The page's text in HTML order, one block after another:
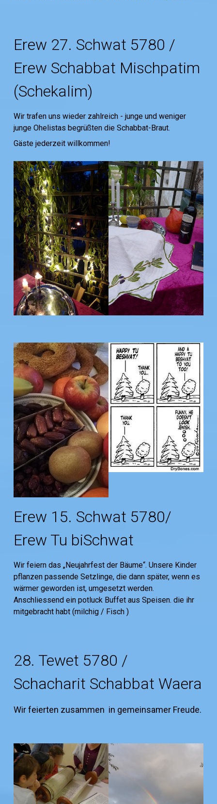
Erew 27. Schwat 5780 /
Erew Schabbat Mischpatim
(Schekalim)
Wir trafen uns wieder zahlreich - junge und weniger
junge Ohelistas begrüßten die Schabbat-Braut.
Gäste jederzeit willkommen!
Erew 15. Schwat 5780/
Erew Tu biSchwat
Wir feiern das „Neujahrfest der Bäume“. Unsere Kinder
pflanzen passende Setzlinge, die dann später, wenn es
wärmer geworden ist, umgesetzt werden.
Anschliessend ein potluck Buffet aus Speisen. die ihr
mitgebracht habt (milchig / Fisch )
28. Tewet 5780 /
Schacharit Schabbat Waera
Wir feierten zusammen in gemeinsamer Freude.